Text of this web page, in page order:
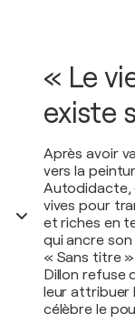
« Le
existe
Après avoir
vers la
Autodidacte,
vives pour
et riches en
qui ancre
« Sans titre
Dillon refuse
leur attribuer
célèbre le